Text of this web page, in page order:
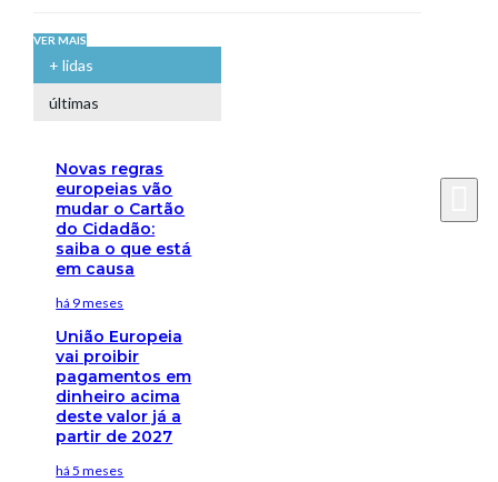
VER MAIS
+ lidas
últimas
Novas regras
europeias vão
mudar o Cartão
do Cidadão:
saiba o que está
em causa
há 9 meses
União Europeia
vai proibir
pagamentos em
dinheiro acima
deste valor já a
partir de 2027
há 5 meses